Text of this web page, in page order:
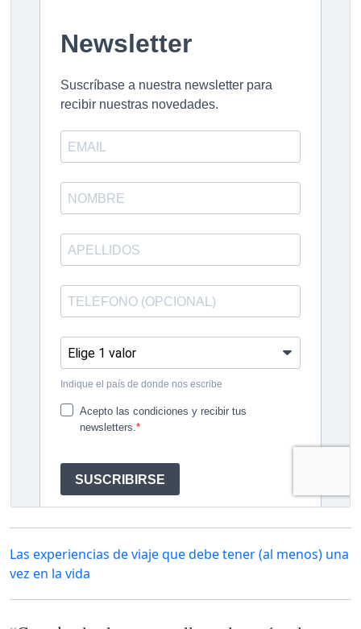
Las experiencias de viaje que debe tener (al menos) una
vez en la vida